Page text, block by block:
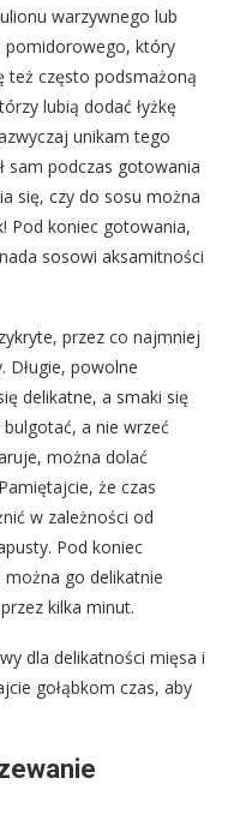
warzywnego lub
pomidorowego, który
też często podsmażoną
lubią dodać łyżkę
unikam tego
sam podczas gotowania
się, czy do sosu można
Pod koniec gotowania,
sosowi aksamitności
przez co najmniej
Długie, powolne
delikatne, a smaki się
a nie wrzeć
można dolać
że czas
w zależności od
Pod koniec
go delikatnie
kilka minut.
dla delikatności mięsa i
gołąbkom czas, aby